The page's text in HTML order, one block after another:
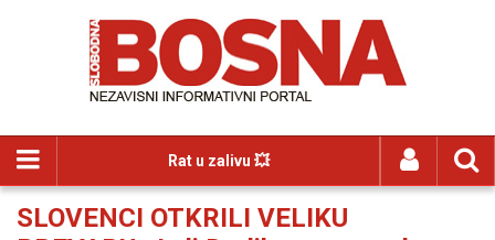
Rat u zalivu 💥
SLOVENCI OTKRILI VELIKU